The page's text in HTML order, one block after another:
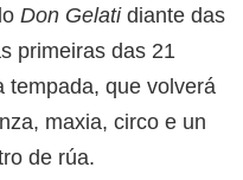
Don Gelati diante das
primeiras das 21
tempada, que volverá
maxia, circo e un
de rúa.